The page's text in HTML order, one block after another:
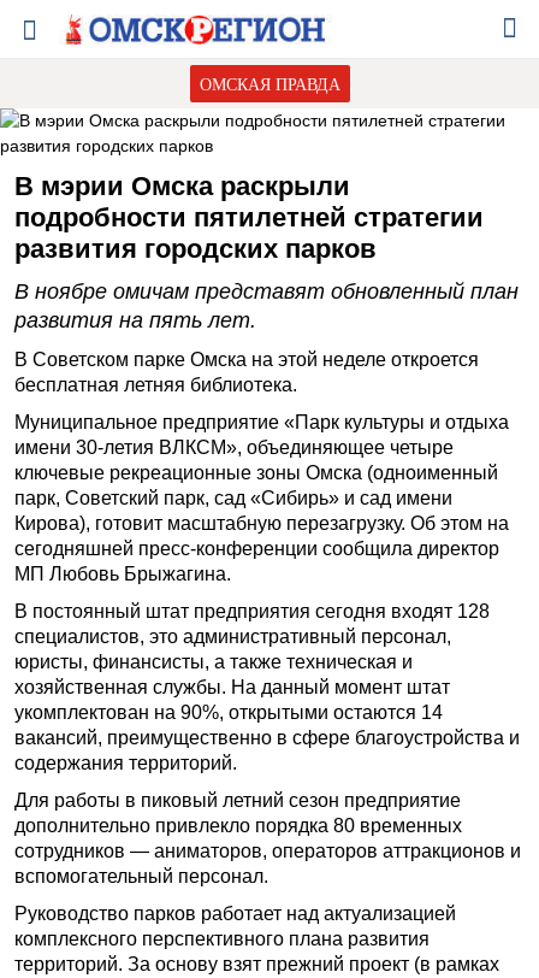
ОМСКАЯ ПРАВДА
В мэрии Омска раскрыли
подробности пятилетней стратегии
развития городских парков
В ноябре омичам представят обновленный план
развития на пять лет.
В Советском парке Омска на этой неделе откроется
бесплатная летняя библиотека.
Муниципальное предприятие «Парк культуры и отдыха
имени 30-летия ВЛКСМ», объединяющее четыре
ключевые рекреационные зоны Омска (одноименный
парк, Советский парк, сад «Сибирь» и сад имени
Кирова), готовит масштабную перезагрузку. Об этом на
сегодняшней пресс-конференции сообщила директор
МП Любовь Брыжагина.
В постоянный штат предприятия сегодня входят 128
специалистов, это административный персонал,
юристы, финансисты, а также техническая и
хозяйственная службы. На данный момент штат
укомплектован на 90%, открытыми остаются 14
вакансий, преимущественно в сфере благоустройства и
содержания территорий.
Для работы в пиковый летний сезон предприятие
дополнительно привлекло порядка 80 временных
сотрудников — аниматоров, операторов аттракционов и
вспомогательный персонал.
Руководство парков работает над актуализацией
комплексного перспективного плана развития
территорий. За основу взят прежний проект (в рамках